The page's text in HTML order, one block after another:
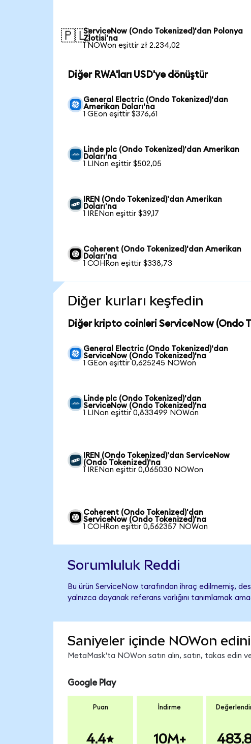
🇵🇱ServiceNow (Ondo Tokenized)'dan Polonya
Zlotisi'na
1 NOWon eşittir zł 2.234,02
Diğer RWA'ları USD'ye dönüştür
General Electric (Ondo Tokenized)'dan
Amerikan Doları'na
1 GEon eşittir $376,61
Linde plc (Ondo Tokenized)'dan Amerikan
Doları'na
1 LINon eşittir $502,05
IREN (Ondo Tokenized)'dan Amerikan
Doları'na
1 IRENon eşittir $39,17
Coherent (Ondo Tokenized)'dan Amerikan
Doları'na
1 COHRon eşittir $338,73
Diğer kurları keşfedin
Diğer kripto coinleri ServiceNow (Ondo
General Electric (Ondo Tokenized)'dan
ServiceNow (Ondo Tokenized)'na
1 GEon eşittir 0,625245 NOWon
Linde plc (Ondo Tokenized)'dan
ServiceNow (Ondo Tokenized)'na
1 LINon eşittir 0,833499 NOWon
IREN (Ondo Tokenized)'dan ServiceNow
(Ondo Tokenized)'na
1 IRENon eşittir 0,065030 NOWon
Coherent (Ondo Tokenized)'dan
ServiceNow (Ondo Tokenized)'na
1 COHRon eşittir 0,562357 NOWon
Sorumluluk Reddi
Bu ürün ServiceNow tarafından ihraç edilmemiş,
yalnızca dayanak referans varlığını tanımlamak
Saniyeler içinde NOWon
MetaMask'ta NOWon satın alın, satın, takas edin
Google Play
Puan
4.4
İndirme
10M+